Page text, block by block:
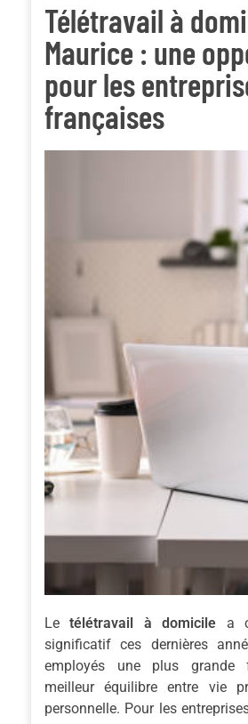
Télétravail à
Maurice : une
pour les
françaises
Letélétravail à domicile a
significatif ces dernières
employés une plus grande
meilleur équilibre entre vie
personnelle. Pour les